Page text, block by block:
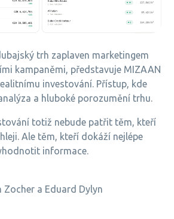
trh zaplaven marketingem
kampaněmi, představuje MIZAAN
investování. Přístup, kde
a hluboké porozumění trhu.
totiž nebude patřit těm, kteří
Ale těm, kteří dokáží nejlépe
informace.
Zocher a Eduard Dylyn